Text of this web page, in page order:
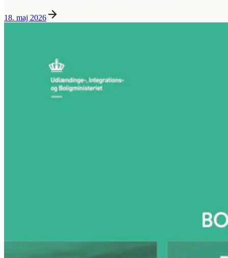
18. maj 2026